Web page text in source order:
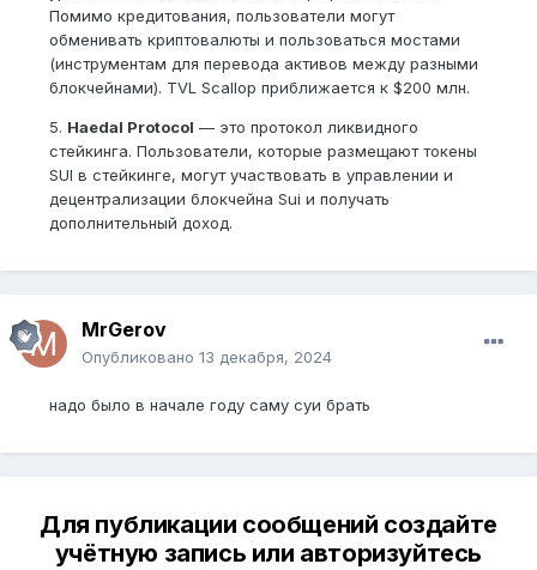
Помимо кредитования, пользователи могут
обменивать криптовалюты и пользоваться мостами
(инструментам для перевода активов между разными
блокчейнами). TVL Scallop приближается к $200 млн.
5. Haedal Protocol — это протокол ликвидного
стейкинга. Пользователи, которые размещают токены
SUI в стейкинге, могут участвовать в управлении и
децентрализации блокчейна Sui и получать
дополнительный доход.
MrGerov
Опубликовано 13 декабря, 2024
надо было в начале году саму суи брать
Для публикации сообщений создайте
учётную запись или авторизуйтесь